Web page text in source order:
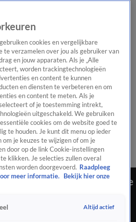
van de Dag Onze categorieën Laatste
de Dag Podcast
van de
PodcastPanelContact
Epic Games krijgt een boete
misleidende praktijken
cookies en vergelijkbare
te verzamelen over jou als gebruiker van
en jouw apparaten. Als je „Alle
worden trackingtechnologieën
en content te kunnen
en diensten te verbeteren en om
en content te meten. Als je
of je toestemming intrekt,
uitgeschakeld. We gebruiken
cookies om de website goed te
te houden. Je kunt dit menu op ieder
om je keuzes te wijzigen of om je
door op de link Cookie-instellingen
klikken. Je selecties zullen overal
worden doorgevoerd. Raadpleeg
meer informatie.
Bekijk hier onze
Altijd actief